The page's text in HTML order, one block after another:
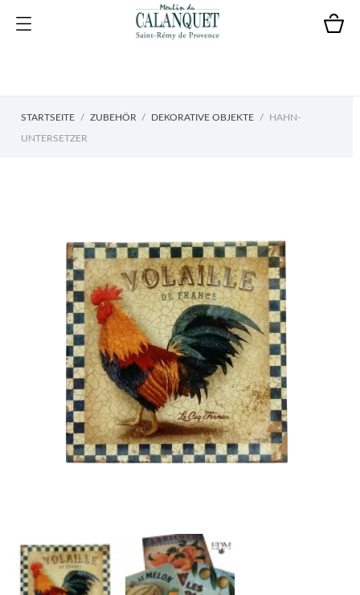
STARTSEITE ZUBEHÖR DEKORATIVE OBJEKTE HAHN-
UNTERSETZER